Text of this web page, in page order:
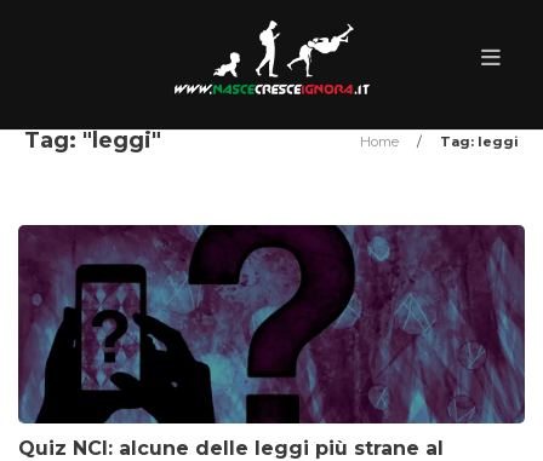
Tag: "leggi" Home / Tag: leggi
Quiz NCI: alcune delle leggi più strane al